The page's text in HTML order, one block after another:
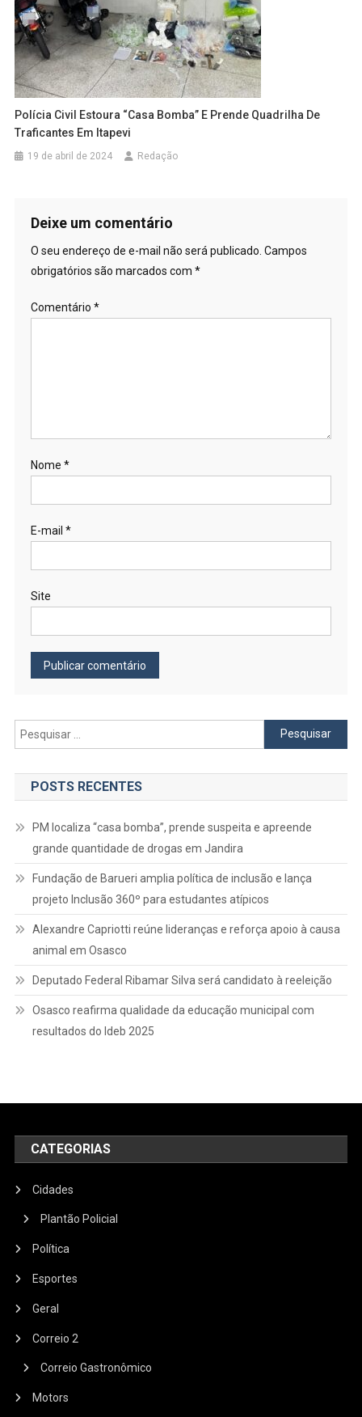
Polícia Civil Estoura “casa Bomba” E Prende Quadrilha De
Traficantes Em Itapevi
19 de abril de 2024 Redação
Deixe um comentário
O seu endereço de e-mail não será publicado. Campos
obrigatórios são marcados com *
Comentário *
Nome *
E-mail *
Site
Pesquisar
por:
POSTS RECENTES
PM localiza “casa bomba”, prende suspeita e apreende
grande quantidade de drogas em Jandira
Fundação de Barueri amplia política de inclusão e lança
projeto Inclusão 360º para estudantes atípicos
Alexandre Capriotti reúne lideranças e reforça apoio à causa
animal em Osasco
Deputado Federal Ribamar Silva será candidato à reeleição
Osasco reafirma qualidade da educação municipal com
resultados do Ideb 2025
CATEGORIAS
Cidades
Plantão Policial
Política
Esportes
Geral
Correio 2
Correio Gastronômico
Motors